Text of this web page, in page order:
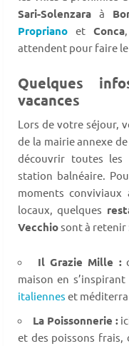
Sari-Solenzara à
Propriano et Conca
attendent pour faire
Quelques
vacances
Lors de votre séjour,
de la mairie annexe
découvrir toutes
station balnéaire.
moments
locaux, quelques
Vecchiosont à retenir
Il Grazie Mille :
maison en
italiennes et
La Poissonnerie :
et des poissons frais,